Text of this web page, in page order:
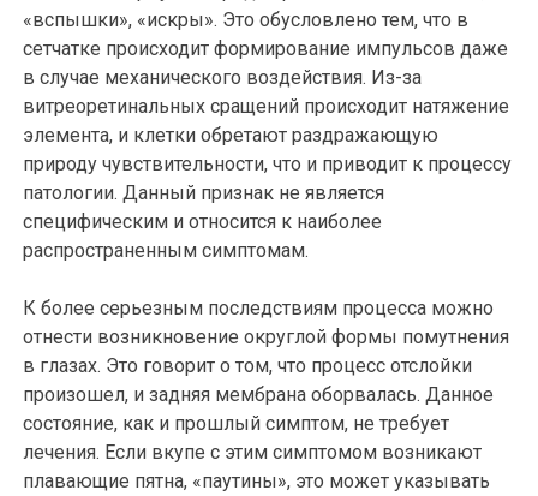
«вспышки», «искры». Это обусловлено тем, что в
сетчатке происходит формирование импульсов даже
в случае механического воздействия. Из-за
витреоретинальных сращений происходит натяжение
элемента, и клетки обретают раздражающую
природу чувствительности, что и приводит к процессу
патологии. Данный признак не является
специфическим и относится к наиболее
распространенным симптомам.
К более серьезным последствиям процесса можно
отнести возникновение округлой формы помутнения
в глазах. Это говорит о том, что процесс отслойки
произошел, и задняя мембрана оборвалась. Данное
состояние, как и прошлый симптом, не требует
лечения. Если вкупе с этим симптомом возникают
плавающие пятна, «паутины», это может указывать